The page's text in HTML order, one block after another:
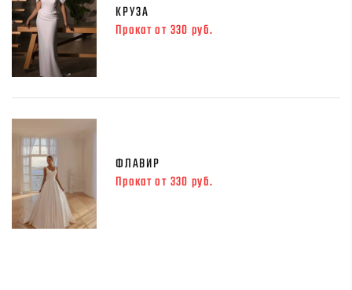
КРУЗА
Прокат от 330 руб.
ФЛАВИР
Прокат от 330 руб.